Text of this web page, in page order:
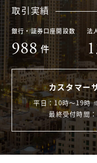
取引実績
銀行・証券口座開設数
988 件
法
カスタマー
平日：10時〜19時
最終受付時間